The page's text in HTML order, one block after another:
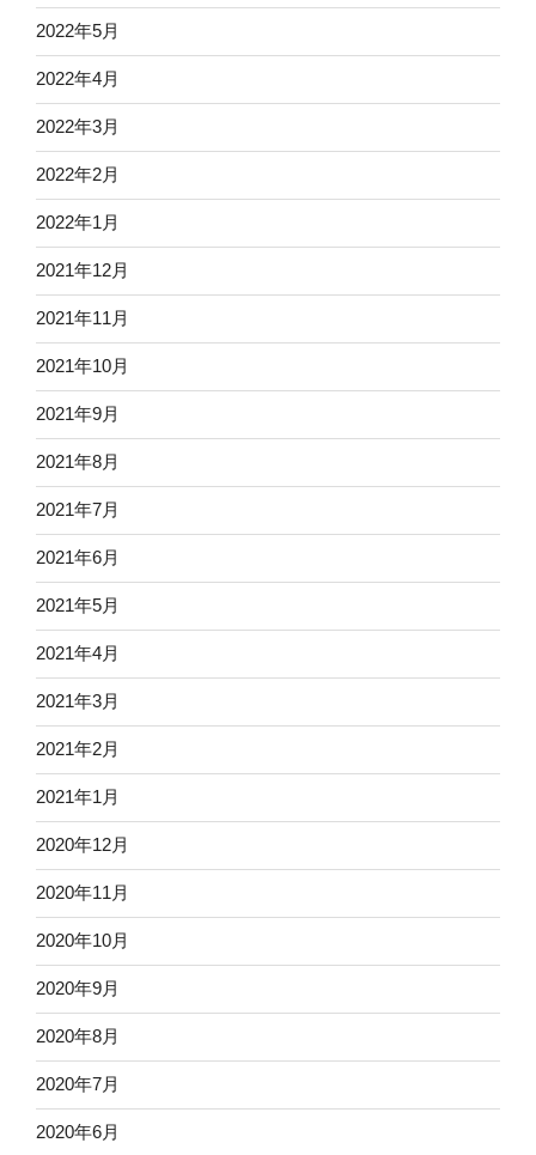
2022年5月
2022年4月
2022年3月
2022年2月
2022年1月
2021年12月
2021年11月
2021年10月
2021年9月
2021年8月
2021年7月
2021年6月
2021年5月
2021年4月
2021年3月
2021年2月
2021年1月
2020年12月
2020年11月
2020年10月
2020年9月
2020年8月
2020年7月
2020年6月